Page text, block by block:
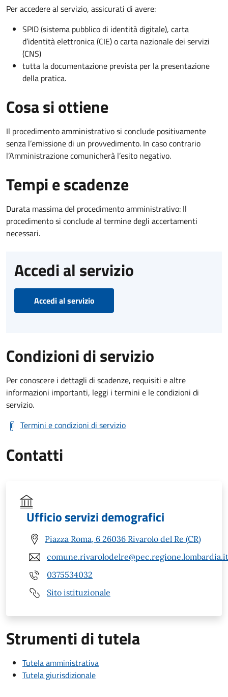
Per accedere al servizio, assicurati di avere:
SPID (sistema pubblico di identità digitale), carta
d’identità elettronica (CIE) o carta nazionale dei servizi
(CNS)
tutta la documentazione prevista per la presentazione
della pratica.
Cosa si ottiene
Il procedimento amministrativo si conclude positivamente
senza l’emissione di un provvedimento. In caso contrario
l’Amministrazione comunicherà l’esito negativo.
Tempi e scadenze
Durata massima del procedimento amministrativo: Il
procedimento si conclude al termine degli accertamenti
necessari.
Accedi al servizio
Accedi al servizio
Condizioni di servizio
Per conoscere i dettagli di scadenze, requisiti e altre
informazioni importanti, leggi i termini e le condizioni di
servizio.
Termini e condizioni di servizio
Contatti
Ufficio servizi demografici
Piazza Roma, 6 26036 Rivarolo del Re (CR)
comune.rivarolodelre@pec.regione.lombardia.it
0375534032
Sito istituzionale
Strumenti di tutela
Tutela amministrativa
Tutela giurisdizionale